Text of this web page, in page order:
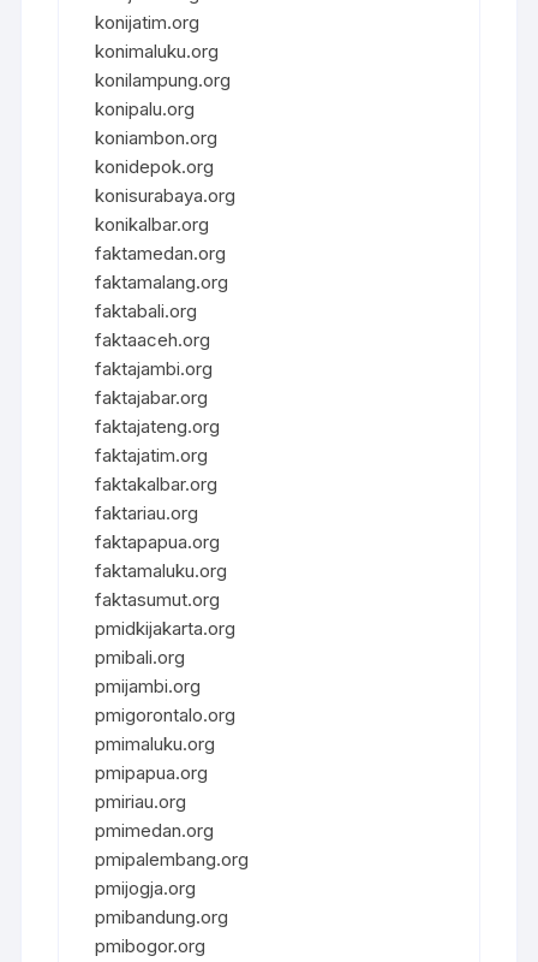
konijatim.org
konimaluku.org
konilampung.org
konipalu.org
koniambon.org
konidepok.org
konisurabaya.org
konikalbar.org
faktamedan.org
faktamalang.org
faktabali.org
faktaaceh.org
faktajambi.org
faktajabar.org
faktajateng.org
faktajatim.org
faktakalbar.org
faktariau.org
faktapapua.org
faktamaluku.org
faktasumut.org
pmidkijakarta.org
pmibali.org
pmijambi.org
pmigorontalo.org
pmimaluku.org
pmipapua.org
pmiriau.org
pmimedan.org
pmipalembang.org
pmijogja.org
pmibandung.org
pmibogor.org